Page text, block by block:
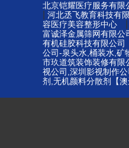
北京铠耀医疗服务有限
河北丞飞教育科技有
容医疗美容整形中心
富诚泽金属筛网有限公
有机硅胶科技有限公司
公司-泉头水,桶装水,矿
市玖道筑装饰装修有限
视公司,深圳影视制作
剂,无机颜料分散剂【澳